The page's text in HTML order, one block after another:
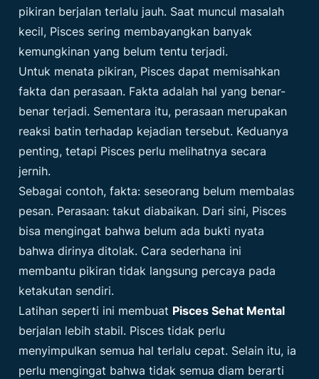
pikiran berjalan terlalu jauh. Saat muncul masalah
kecil, Pisces sering membayangkan banyak
kemungkinan yang belum tentu terjadi.
Untuk menata pikiran, Pisces dapat memisahkan
fakta dan perasaan. Fakta adalah hal yang benar-
benar terjadi. Sementara itu, perasaan merupakan
reaksi batin terhadap kejadian tersebut. Keduanya
penting, tetapi Pisces perlu melihatnya secara
jernih.
Sebagai contoh, fakta: seseorang belum membalas
pesan. Perasaan: takut diabaikan. Dari sini, Pisces
bisa mengingat bahwa belum ada bukti nyata
bahwa dirinya ditolak. Cara sederhana ini
membantu pikiran tidak langsung percaya pada
ketakutan sendiri.
Latihan seperti ini membuat Pisces Sehat Mental
berjalan lebih stabil. Pisces tidak perlu
menyimpulkan semua hal terlalu cepat. Selain itu, ia
perlu mengingat bahwa tidak semua diam berarti